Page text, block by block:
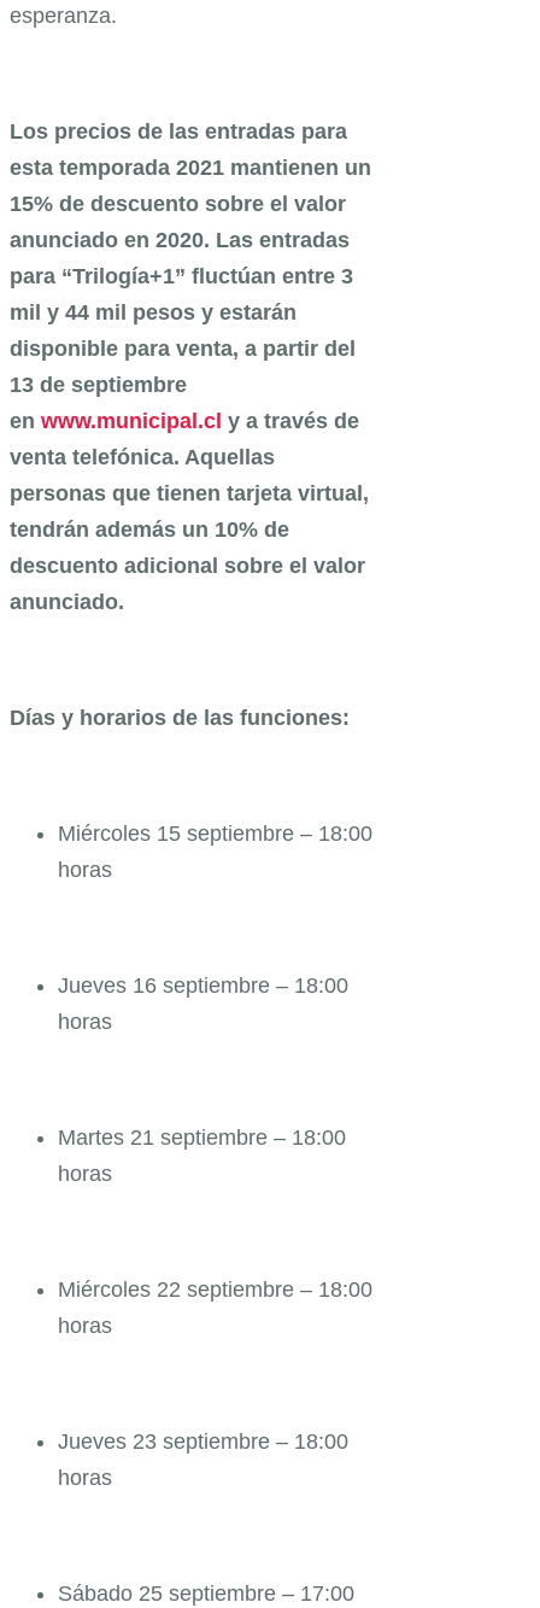
esperanza.
Los precios de las entradas para
esta temporada 2021 mantienen un
15% de descuento sobre el valor
anunciado en 2020. Las entradas
para “Trilogía+1” fluctúan entre 3
mil y 44 mil pesos y estarán
disponible para venta, a partir del
13 de septiembre
en www.municipal.cl y a través de
venta telefónica. Aquellas
personas que tienen tarjeta virtual,
tendrán además un 10% de
descuento adicional sobre el valor
anunciado.
Días y horarios de las funciones:
Miércoles 15 septiembre – 18:00
horas
Jueves 16 septiembre – 18:00
horas
Martes 21 septiembre – 18:00
horas
Miércoles 22 septiembre – 18:00
horas
Jueves 23 septiembre – 18:00
horas
Sábado 25 septiembre – 17:00